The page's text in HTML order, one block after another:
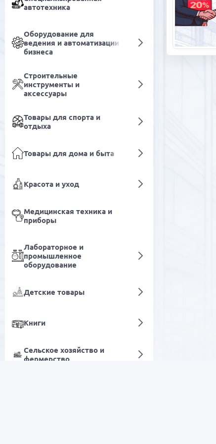
автотехника
Оборудование для
ведения и автоматизации
бизнеса
Строительные
инструменты и
аксессуары
Товары для спорта и
отдыха
Товары для дома и быта
Красота и уход
Медицинская техника и
приборы
Лабораторное и
промышленное
оборудование
Детские товары
Книги
Сельское хозяйство и
фермерство